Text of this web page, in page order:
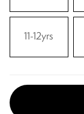
11-12yrs